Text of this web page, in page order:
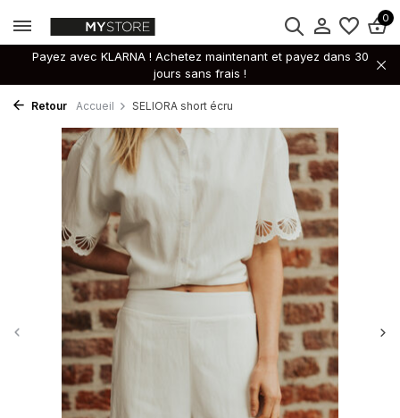
0
Payez avec KLARNA ! Achetez maintenant et payez dans 30
jours sans frais !
Retour Accueil SELIORA short écru